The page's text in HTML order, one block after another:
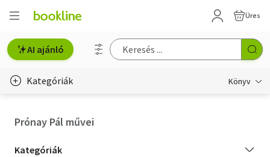
Üres
AI ajánló
Kategóriák Könyv
Prónay Pál művei
Kategória
Kategóriák